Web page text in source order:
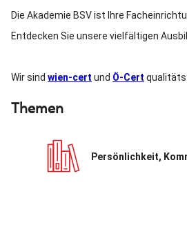
Die Akademie BSV ist Ihre
Entdecken Sie unsere vielfältigen
Wir sind wien-cert und Ö-Cert
Themen
Persönlichkeit,